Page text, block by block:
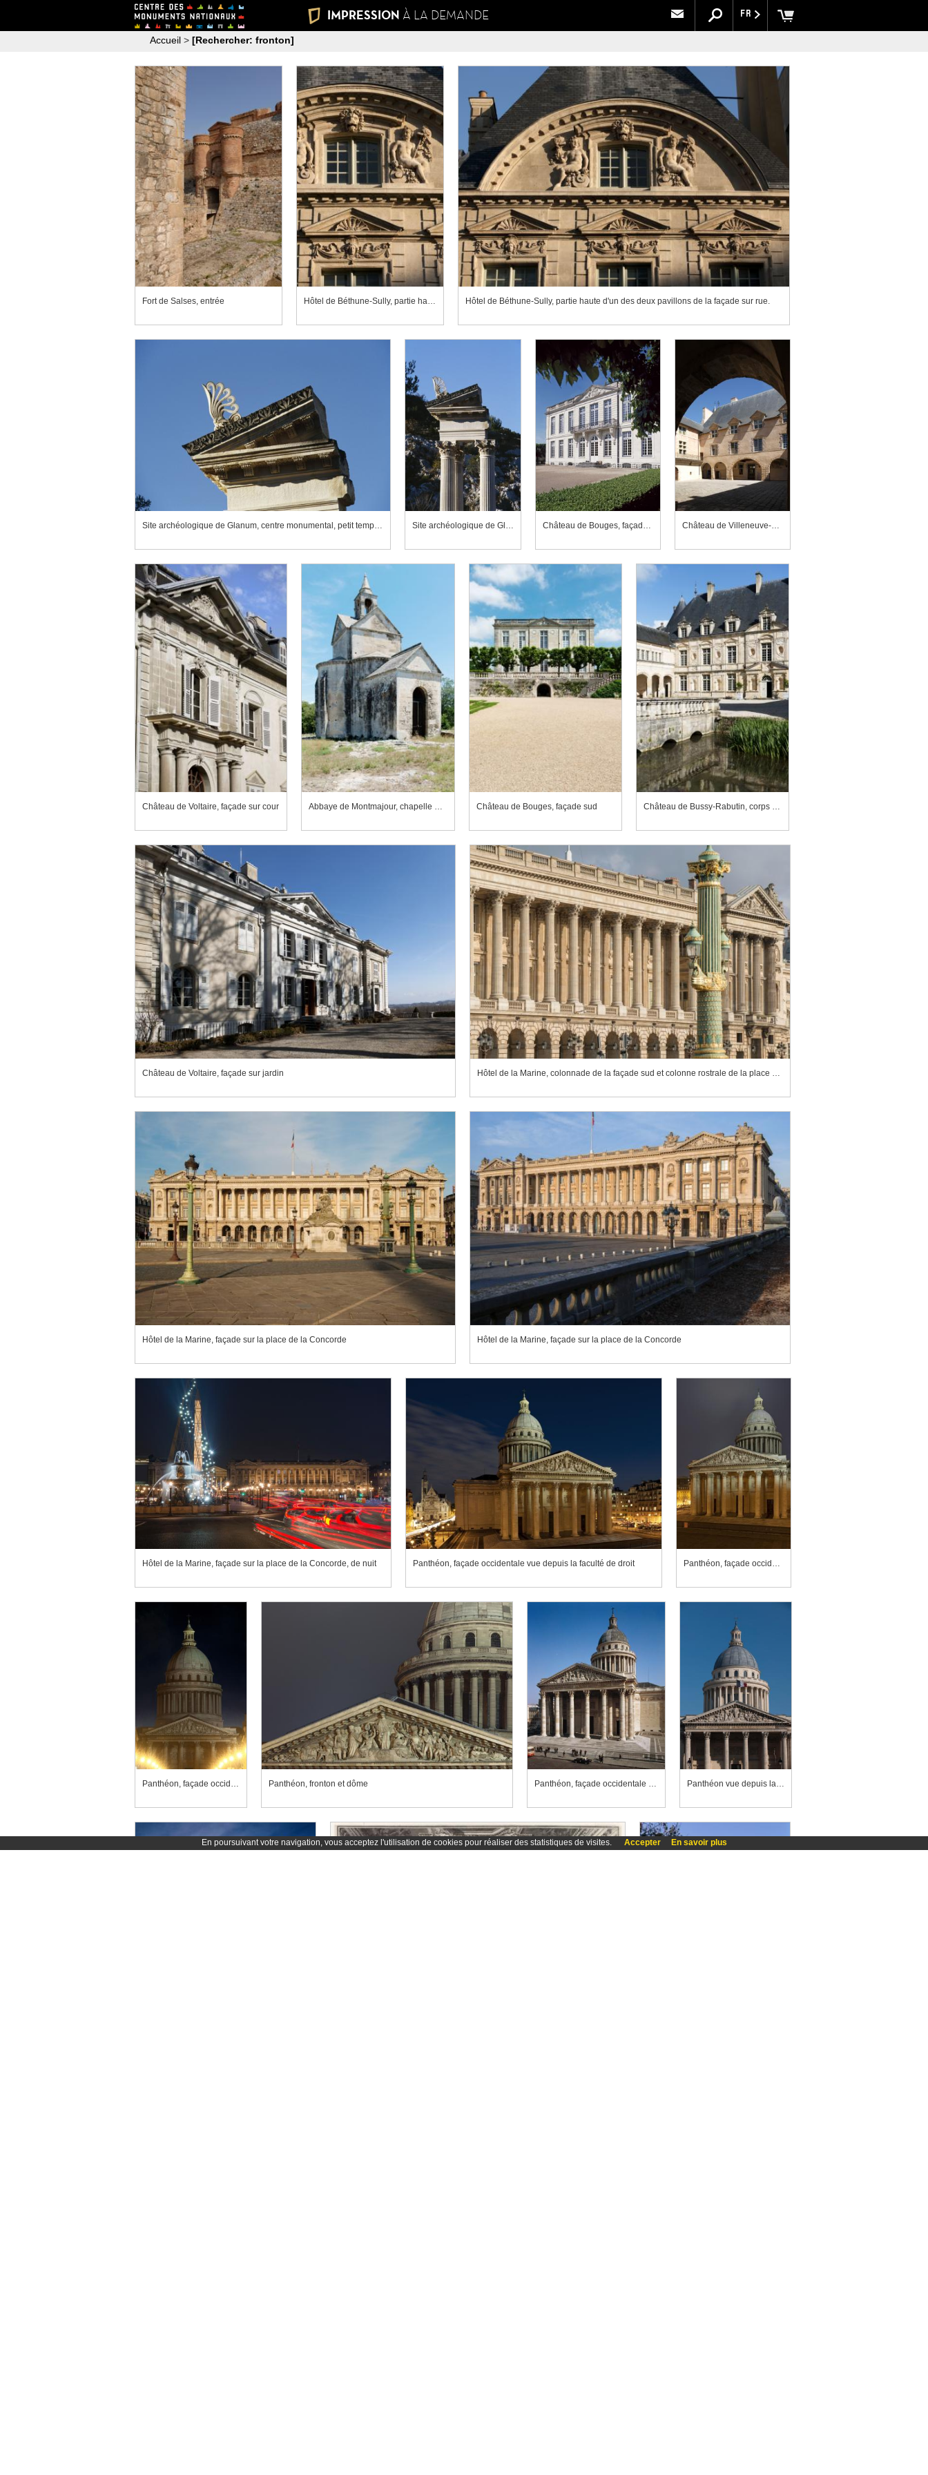
En poursuivant votre navigation, vous acceptez l'utilisation de cookies pour réaliser des statistiques de visites. Accepter En savoir plus
FR
IMPRESSION À LA DEMANDE
Accueil > [Rechercher: fronton]
Fort de Salses, entrée Hôtel de Béthune-Sully, partie haute d'un des deux pavillons de la façade sur rue. Hôtel de Béthune-Sully, partie haute d'un des deux pavillons de la façade sur rue.
Site archéologique de Glanum, centre monumental, petit temple géminé, détail du fronton Site archéologique de Glanum, centre monumental, petit temple géminé, partie haute Château de Bouges, façade est Château de Villeneuve-Lembron, aile nord vue depuis la galerie sud
Château de Voltaire, façade sur cour Abbaye de Montmajour, chapelle Sainte-Croix Château de Bouges, façade sud Château de Bussy-Rabutin, corps de logis et galerie sud-ouest
Château de Voltaire, façade sur jardin Hôtel de la Marine, colonnade de la façade sud et colonne rostrale de la place de la Concorde
Hôtel de la Marine, façade sur la place de la Concorde Hôtel de la Marine, façade sur la place de la Concorde
Hôtel de la Marine, façade sur la place de la Concorde, de nuit Panthéon, façade occidentale vue depuis la faculté de droit Panthéon, façade occidentale vue depuis la mairie du cinquième arrondissement
Panthéon, façade occidentale, fronton et dôme Panthéon, fronton et dôme Panthéon, façade occidentale vue depuis la mairie du cinquième arrondissement Panthéon vue depuis la rue Soufflot